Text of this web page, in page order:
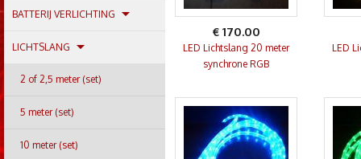
BATTERIJ VERLICHTING
LICHTSLANG
2 of 2,5 meter (set)
5 meter (set)
10 meter (set)
€ 170.00
LED Lichtslang 20 meter
synchrone RGB
LED